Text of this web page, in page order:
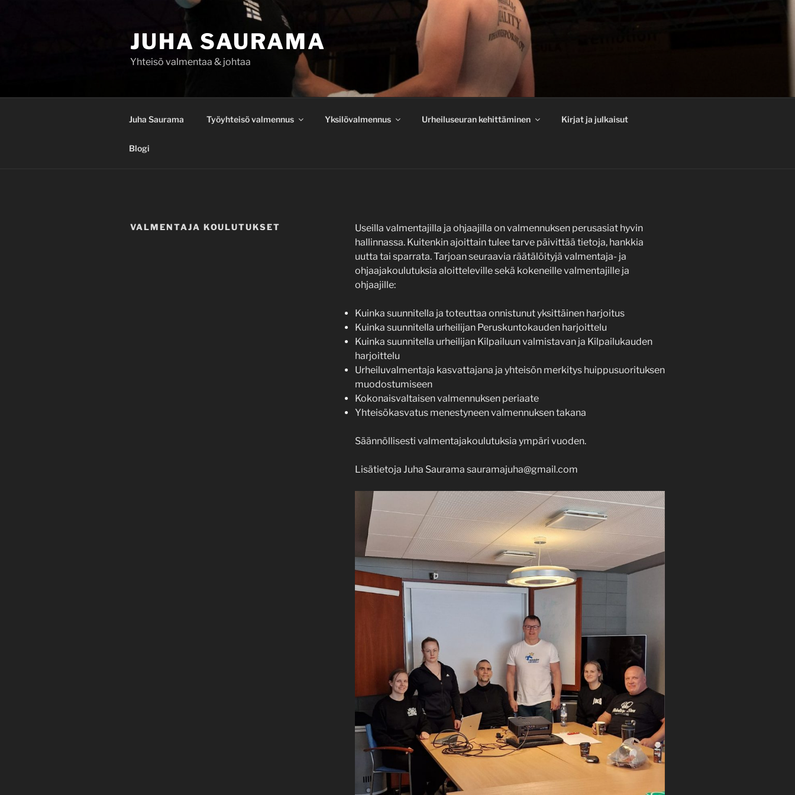
JUHA SAURAMA
Yhteisö valmentaa & johtaa
Juha Saurama Työyhteisö valmennus Yksilövalmennus Urheiluseuran kehittäminen Kirjat ja julkaisut
Blogi
VALMENTAJA KOULUTUKSET
Useilla valmentajilla ja ohjaajilla on valmennuksen perusasiat hyvin
hallinnassa. Kuitenkin ajoittain tulee tarve päivittää tietoja, hankkia
uutta tai sparrata. Tarjoan seuraavia räätälöityjä valmentaja- ja
ohjaajakoulutuksia aloitteleville sekä kokeneille valmentajille ja
ohjaajille:
Kuinka suunnitella ja toteuttaa onnistunut yksittäinen harjoitus
Kuinka suunnitella urheilijan Peruskuntokauden harjoittelu
Kuinka suunnitella urheilijan Kilpailuun valmistavan ja Kilpailukauden
harjoittelu
Urheiluvalmentaja kasvattajana ja yhteisön merkitys huippusuorituksen
muodostumiseen
Kokonaisvaltaisen valmennuksen periaate
Yhteisökasvatus menestyneen valmennuksen takana
Säännöllisesti valmentajakoulutuksia ympäri vuoden.
Lisätietoja Juha Saurama sauramajuha@gmail.com